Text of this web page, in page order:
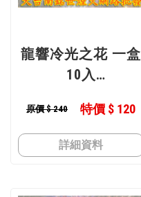
龍響冷光之花 一盒
10入
花
原價 $ 240 特價 $ 120
詳細資料